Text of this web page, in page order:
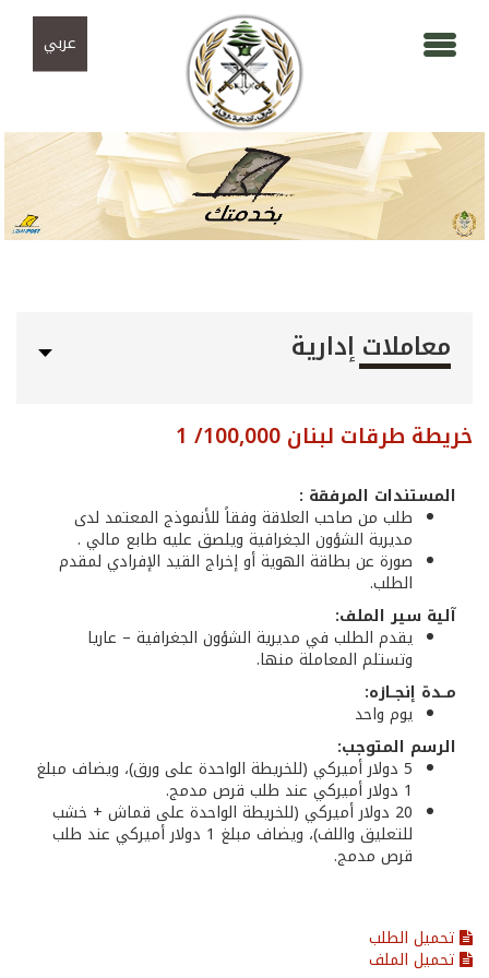
عربي
معاملات إدارية
خريطة طرقات لبنان 100,000/ 1
المستندات المرفقة :
طلب من صاحب العلاقة وفقاً للأنموذج المعتمد لدى
مديرية الشؤون الجغرافية ويلصق عليه طابع مالي .
صورة عن بطاقة الهوية أو إخراج القيد الإفرادي لمقدم
الطلب.
آلية سير الملف:
يقدم الطلب في مديرية الشؤون الجغرافية – عاريا
وتستلم المعاملة منها.
مــدة إنجــازه:
يوم واحد
الرسم المتوجب:
5 دولار أميركي (للخريطة الواحدة على ورق)، ويضاف مبلغ
1 دولار أميركي عند طلب قرص مدمج.
20 دولار أميركي (للخريطة الواحدة على قماش + خشب
للتعليق واللف)، ويضاف مبلغ 1 دولار أميركي عند طلب
قرص مدمج.
تحميل الطلب
تحميل الملف